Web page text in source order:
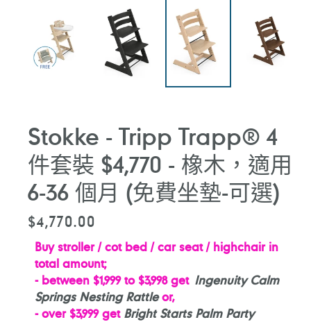
Stokke - Tripp Trapp® 4
件套裝 $4,770 - 橡木，適用
6-36 個月 (免費坐墊-可選)
定
$4,770.00
Buy stroller / cot bed / car seat / highchair in
total amount;
- between $1,999 to $3,998 get Ingenuity Calm
Springs Nesting Rattleor,
- over $3,999 get Bright Starts Palm Party